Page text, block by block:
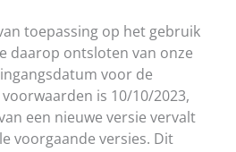
toepassing op het gebruik
daarop ontsloten van onze
voor de
is 10/10/2023,
een nieuwe versie vervalt
voorgaande versies. Dit